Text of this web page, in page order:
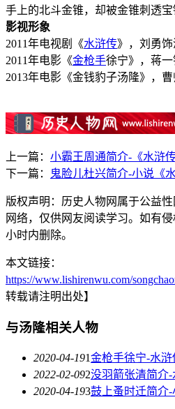
手上的北斗金锥，却被金锥刺透宝
影视形象
2011年电视剧《水浒传》，刘勇饰
2011年电影《金枪手徐宁》，蒋一
2013年电影《金钱豹子汤隆》，曹
上一篇： 小霸王周通简介-《水浒
下一篇：
鬼脸儿杜兴简介-小说《
版权声明：历史人物网属于公益
网络，仅供网友阅读学习。如有
小时内删除。
本文链接：
https://www.lishirenwu.com/
转载请注明出处】
与汤隆相关人物
2020-04-191金枪手徐宁-水
2022-02-092没羽箭张清简介
2020-04-193鼓上蚤时迁简介